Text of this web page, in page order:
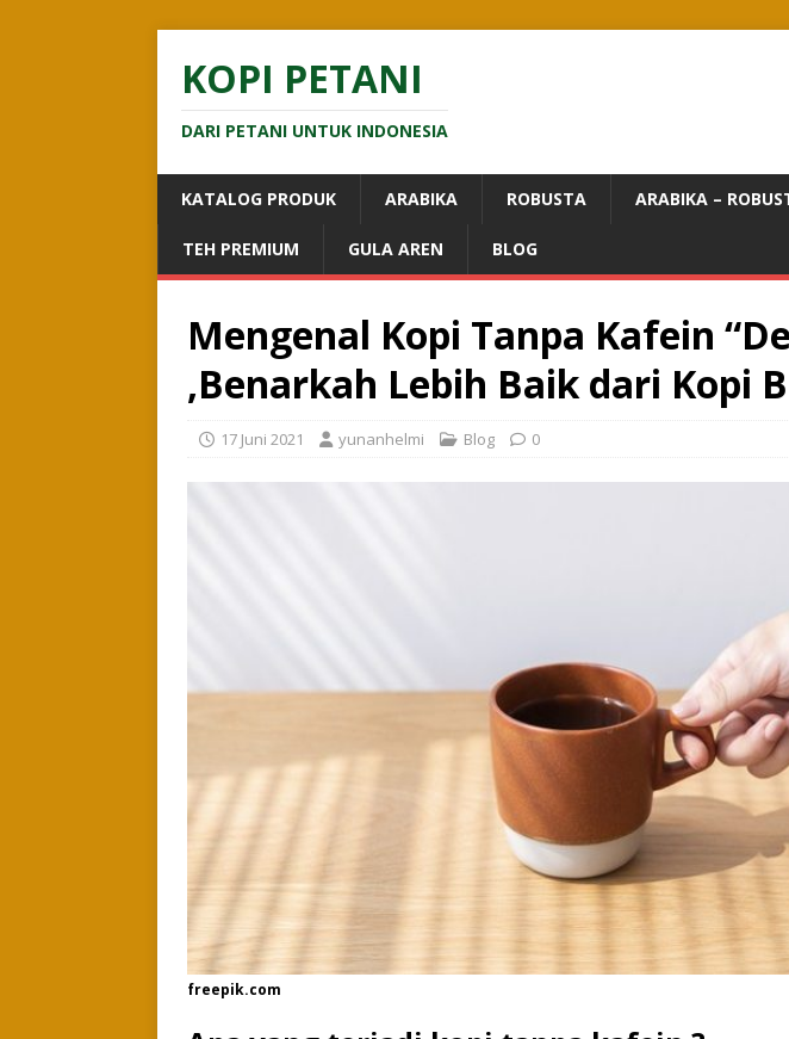
KOPI PETANI
DARI PETANI UNTUK INDONESIA
KATALOG PRODUK ARABIKA ROBUSTA ARABIKA –
TEH PREMIUM GULA AREN BLOG
Mengenal Kopi Tanpa Kafein
,Benarkah Lebih Baik dari Kopi
17 Juni 2021 yunanhelmi Blog 0
freepik.com